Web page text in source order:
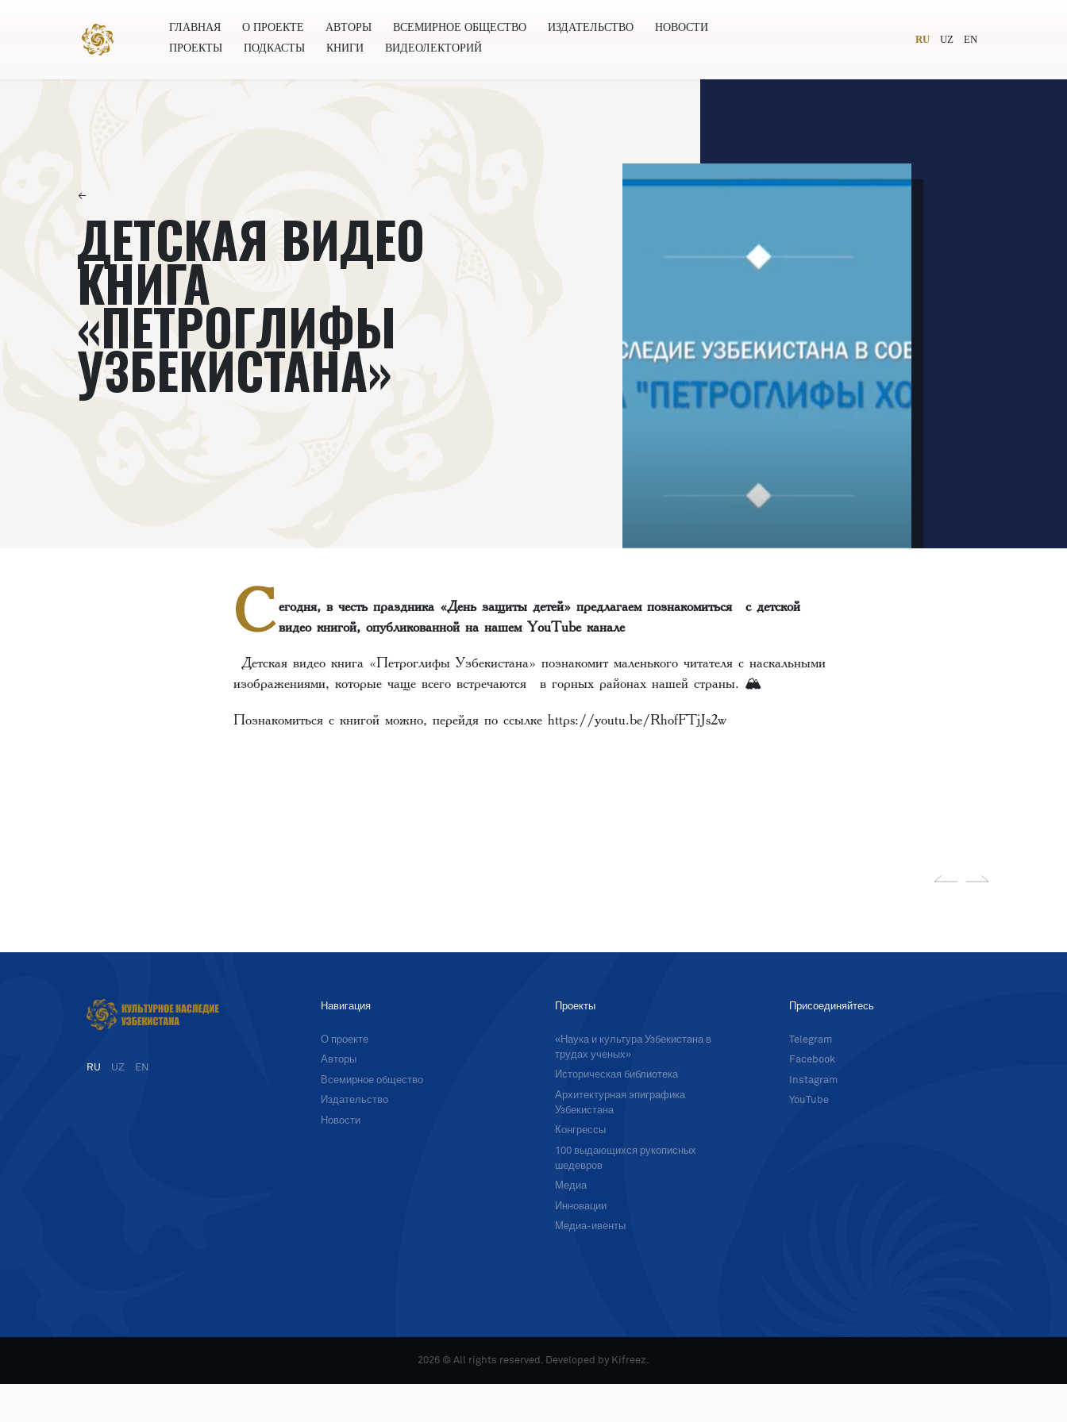
ГЛАВНАЯ О ПРОЕКТЕ АВТОРЫ ВСЕМИРНОЕ ОБЩЕСТВО ИЗДАТЕЛЬСТВО
НОВОСТИ
ПРОЕКТЫ
ПОДКАСТЫ КНИГИ ВИДЕОЛЕКТОРИЙ
RU UZ EN
←
ДЕТСКАЯ ВИДЕО
КНИГА
«ПЕТРОГЛИФЫ
УЗБЕКИСТАНА»
Сегодня, в честь праздника «День защиты детей» предлагаем познакомиться с детской
видео книгой, опубликованной на нашем YouTube канале
Детская видео книга «Петроглифы Узбекистана» познакомит маленького читателя с наскальными
изображениями, которые чаще всего встречаются в горных районах нашей страны. 🏔
Познакомиться с книгой можно, перейдя по ссылке https://youtu.be/RhofFTjJs2w
RU UZ EN
Навигация
О проекте
Авторы
Всемирное общество
Издательство
Новости
Проекты
«Наука и культура Узбекистана в
трудах ученых»
Историческая библиотека
Архитектурная эпиграфика
Узбекистана
Конгрессы
100 выдающихся рукописных
шедевров
Медиа
Инновации
Медиа-ивенты
Присоединяйтесь
Telegram
Facebook
Instagram
YouTube
2026 © All rights reserved. Developed by Kifreez.